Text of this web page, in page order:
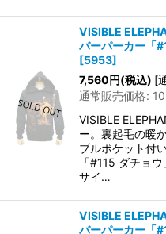
VISIBLE
バーパーカー「
[5953]
7,560円(税込) [
通常販売価格:
VISIBLE
ー。裏起毛の暖
ブルポケット付
「#115 ダチョ
サイ…
VISIBLE
バーパーカー「